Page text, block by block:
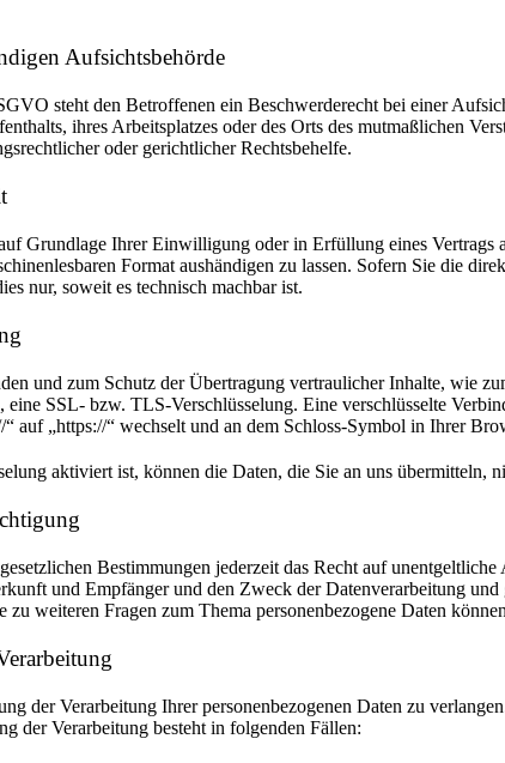
Aufsichts­behörde
steht den Betroffenen ein Beschwerderecht bei einer
ihres Arbeitsplatzes oder des Orts des mutmaßlichen
oder gerichtlicher Rechtsbehelfe.
Grundlage Ihrer Einwilligung oder in Erfüllung eines Vertrags
Format aushändigen zu lassen. Sofern Sie die
nur, soweit es technisch machbar ist.
und zum Schutz der Übertragung vertraulicher Inhalte, wie
eine SSL- bzw. TLS-Verschlüsselung. Eine verschlüsselte
auf „https://“ wechselt und an dem Schloss-Symbol in Ihrer
aktiviert ist, können die Daten, die Sie an uns übermitteln,
Bestimmungen jederzeit das Recht auf
und Empfänger und den Zweck der Datenverarbeitung
weiteren Fragen zum Thema personenbezogene Daten
der Verarbeitung Ihrer personenbezogenen Daten zu
der Verarbeitung besteht in folgenden Fällen: